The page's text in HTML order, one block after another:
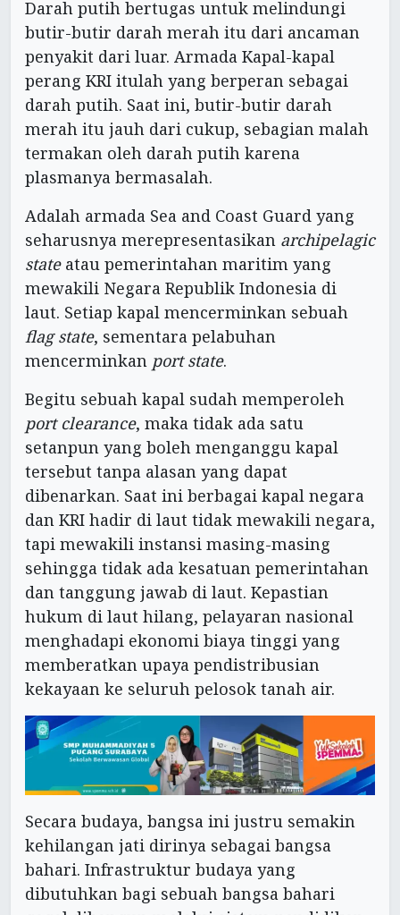
Darah putih bertugas untuk melindungi
butir-butir darah merah itu dari ancaman
penyakit dari luar. Armada Kapal-kapal
perang KRI itulah yang berperan sebagai
darah putih. Saat ini, butir-butir darah
merah itu jauh dari cukup, sebagian malah
termakan oleh darah putih karena
plasmanya bermasalah.
Adalah armada Sea and Coast Guard yang
seharusnya merepresentasikan archipelagic
stateatau pemerintahan maritim yang
mewakili Negara Republik Indonesia di
laut. Setiap kapal mencerminkan sebuah
flag state, sementara pelabuhan
mencerminkan port state.
Begitu sebuah kapal sudah memperoleh
port clearance, maka tidak ada satu
setanpun yang boleh menganggu kapal
tersebut tanpa alasan yang dapat
dibenarkan. Saat ini berbagai kapal negara
dan KRI hadir di laut tidak mewakili negara,
tapi mewakili instansi masing-masing
sehingga tidak ada kesatuan pemerintahan
dan tanggung jawab di laut. Kepastian
hukum di laut hilang, pelayaran nasional
menghadapi ekonomi biaya tinggi yang
memberatkan upaya pendistribusian
kekayaan ke seluruh pelosok tanah air.
Secara budaya, bangsa ini justru semakin
kehilangan jati dirinya sebagai bangsa
bahari. Infrastruktur budaya yang
dibutuhkan bagi sebuah bangsa bahari